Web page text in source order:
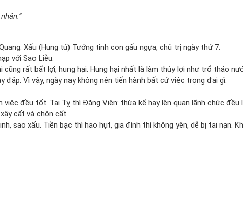
Xấu (Hung tú) Tướng tinh con gấu ngựa, chủ trị ngày thứ 7.
với Sao Liễu.
rất bất lợi, hung hại. Hung hại nhất là làm thủy lợi như trổ tháo
đắp. Vì vậy, ngày nay không nên tiến hành bất cứ việc trọng đại gì.
việc đều tốt. Tại Tỵ thì Đăng Viên: thừa kế hay lên quan lãnh chức đều
cất và chôn cất.
sao xấu. Tiền bạc thì hao hụt, gia đình thì không yên, dễ bị tai nạn.